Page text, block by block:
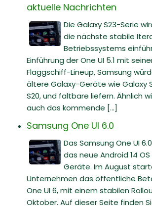
aktuelle Nachrichten
Die Galaxy S23-Serie
die nächste stabile
Betriebssystems
Einführung der One UI 5.1 mit
Flaggschiff-Lineup, Samsung
ältere Galaxy-Geräte wie Galaxy
S20, und faltbare liefern. Ähnlich
auch das kommende [...]
Samsung One UI 6.0
Das Samsung One UI
das neue Android 14
Geräte. Im August
Unternehmen das öffentliche
One UI 6, mit einem stabilen
Oktober. Auf dieser Seite finden